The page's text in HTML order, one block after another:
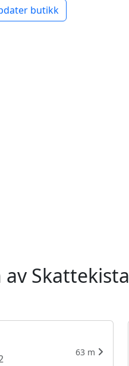
butikk
Skattekista
63 m